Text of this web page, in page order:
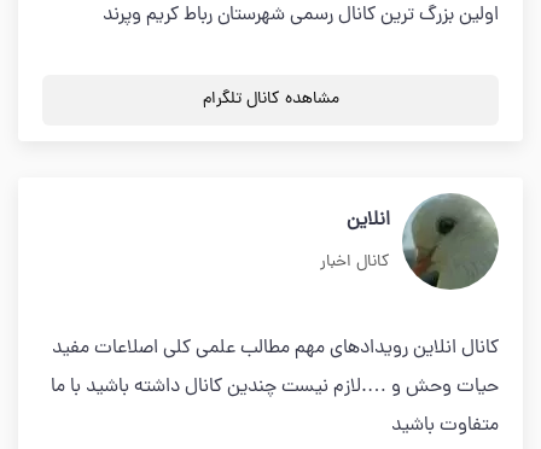
اولین بزرگ ترین کانال رسمی شهرستان رباط کریم وپرند
مشاهده کانال تلگرام
انلاین
کانال اخبار
کانال انلاین رویدادهای مهم مطالب علمی کلی اصلاعات مفید
حیات وحش و ….لازم نیست چندین کانال داشته باشید با ما
متفاوت باشید